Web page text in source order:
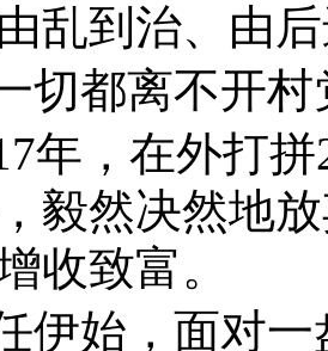
乱到治、由
切都离不开
年，在外打
毅然决然地
收致富。
伊始，面对